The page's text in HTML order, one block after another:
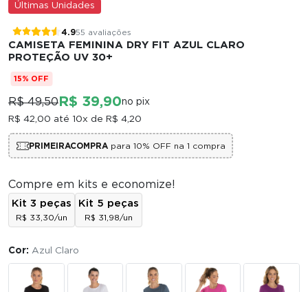
Últimas Unidades
4.955 avaliações
CAMISETA FEMININA DRY FIT AZUL CLARO
PROTEÇÃO UV 30+
15% OFF
R$ 49,50 R$ 39,90no pix
R$ 42,00 até 10x de R$ 4,20
PRIMEIRACOMPRApara 10% OFF na 1 compra
Compre em kits e economize!
Kit 3 peças
R$ 33,30/un
Kit 5 peças
R$ 31,98/un
Cor: Azul Claro